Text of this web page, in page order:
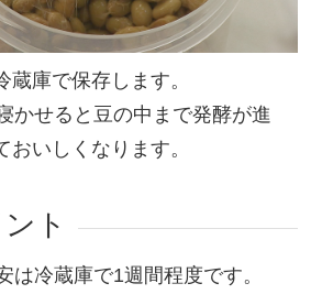
蔵庫で保存します。
かせると豆の中まで発酵が進
おいしくなります。
ト
は冷蔵庫で1週間程度です。